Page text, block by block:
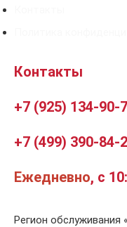
Контакты
+7 (925) 134-90-
+7 (499) 390-84-
Ежедневно, с
Регион обслуживания